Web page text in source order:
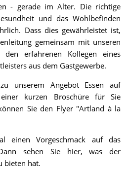
- gerade im Alter. Die richtige
und das Wohlbefinden
Dass dies gewährleistet ist,
gemeinsam mit unseren
den erfahrenen Kollegen eines
aus dem Gastgewerbe.
unserem Angebot Essen auf
kurzen Broschüre für Sie
Sie den Flyer "Artland à la
einen Vorgeschmack auf das
sehen Sie hier, was der
bieten hat.